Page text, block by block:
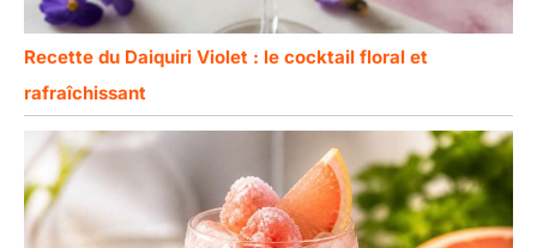
Recette du Daiquiri Violet : le cocktail floral et
rafraîchissant